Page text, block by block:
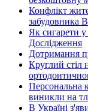
Конфлікт
забудовника
Як сигарети
Дослідження
Дотримання
Круглий стіл
Персональна
виникли на
В Україні